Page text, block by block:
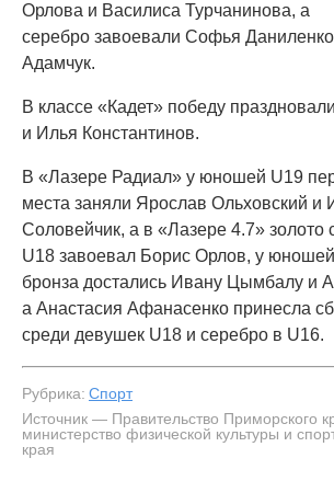
Орлова и Василиса Турчанинова, а
серебро завоевали Софья
Адамчук.
В классе «Кадет» победу
и Илья Константинов.
В «Лазере Радиал» у юношей U19
места заняли Ярослав Ольховский и
Соловейчик, а в «Лазере 4.7»
U18 завоевал Борис Орлов, у
бронза достались Ивану Цымбалу и
а Анастасия Афанасенко принесла
среди девушек U18 и серебро в U16.
Рубрика: Спорт
Источник — Правительство Приморского
министерство физической культуры и
края